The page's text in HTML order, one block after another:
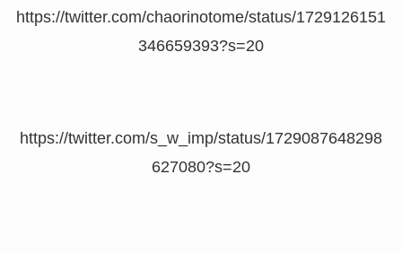
https://twitter.com/chaorinotome/status/1729126151
346659393?s=20
https://twitter.com/s_w_imp/status/1729087648298
627080?s=20